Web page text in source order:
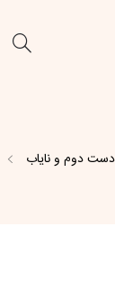
دست دوم و نایاب